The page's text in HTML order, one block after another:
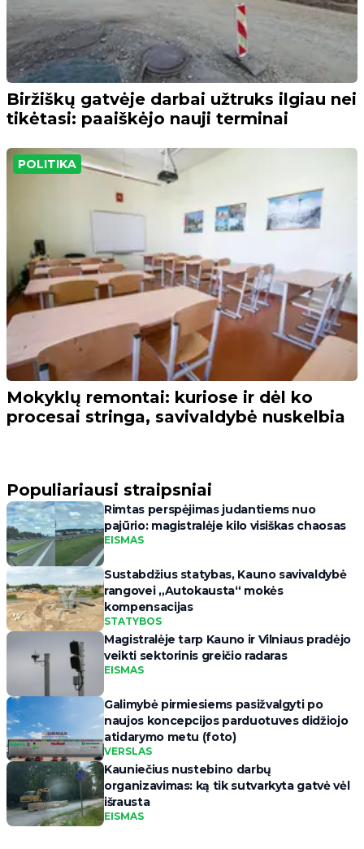
Biržiškų gatvėje darbai užtruks ilgiau nei
tikėtasi: paaiškėjo nauji terminai
POLITIKA
Mokyklų remontai: kuriose ir dėl ko
procesai stringa, savivaldybė nuskelbia
Populiariausi straipsniai
Rimtas perspėjimas judantiems nuo
pajūrio: magistralėje kilo visiškas chaosas
EISMAS
Sustabdžius statybas, Kauno savivaldybė
rangovei „Autokausta“ mokės
kompensacijas
STATYBOS
Magistralėje tarp Kauno ir Vilniaus pradėjo
veikti sektorinis greičio radaras
EISMAS
Galimybė pirmiesiems pasižvalgyti po
naujos koncepcijos parduotuves didžiojo
atidarymo metu (foto)
VERSLAS
Kauniečius nustebino darbų
organizavimas: ką tik sutvarkyta gatvė vėl
išrausta
EISMAS